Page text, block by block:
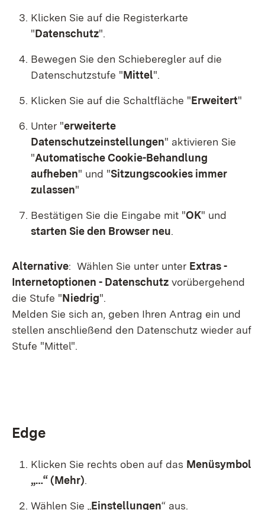
Klicken Sie auf die Registerkarte
"Datenschutz".
Bewegen Sie den Schieberegler auf die
Datenschutzstufe "Mittel".
Klicken Sie auf die Schaltfläche "Erweitert"
Unter "erweiterte
Datenschutzeinstellungen" aktivieren Sie
"Automatische Cookie-Behandlung
aufheben" und "Sitzungscookies immer
zulassen"
Bestätigen Sie die Eingabe mit "OK" und
starten Sie den Browser neu.
Alternative: Wählen Sie unter unter Extras -
Internetoptionen - Datenschutz vorübergehend
die Stufe "Niedrig".
Melden Sie sich an, geben Ihren Antrag ein und
stellen anschließend den Datenschutz wieder auf
Stufe "Mittel".
Edge
Klicken Sie rechts oben auf das Menüsymbol
„…“ (Mehr).
Wählen Sie „Einstellungen“ aus.